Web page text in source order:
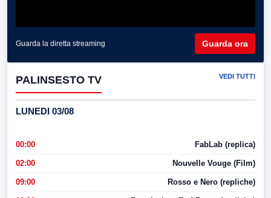
Guarda la diretta streaming Guarda ora
PALINSESTO TV VEDI TUTTI
LUNEDI 03/08
00:00 FabLab (replica)
02:00 Nouvelle Vouge (Film)
09:00 Rosso e Nero (repliche)